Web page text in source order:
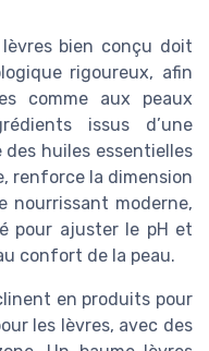
bien conçu doit
rigoureux, afin
comme aux peaux
issus d’une
huiles essentielles
renforce la dimension
nourrissant moderne,
pour ajuster le pH et
confort de la peau.
en produits pour
les lèvres, avec des